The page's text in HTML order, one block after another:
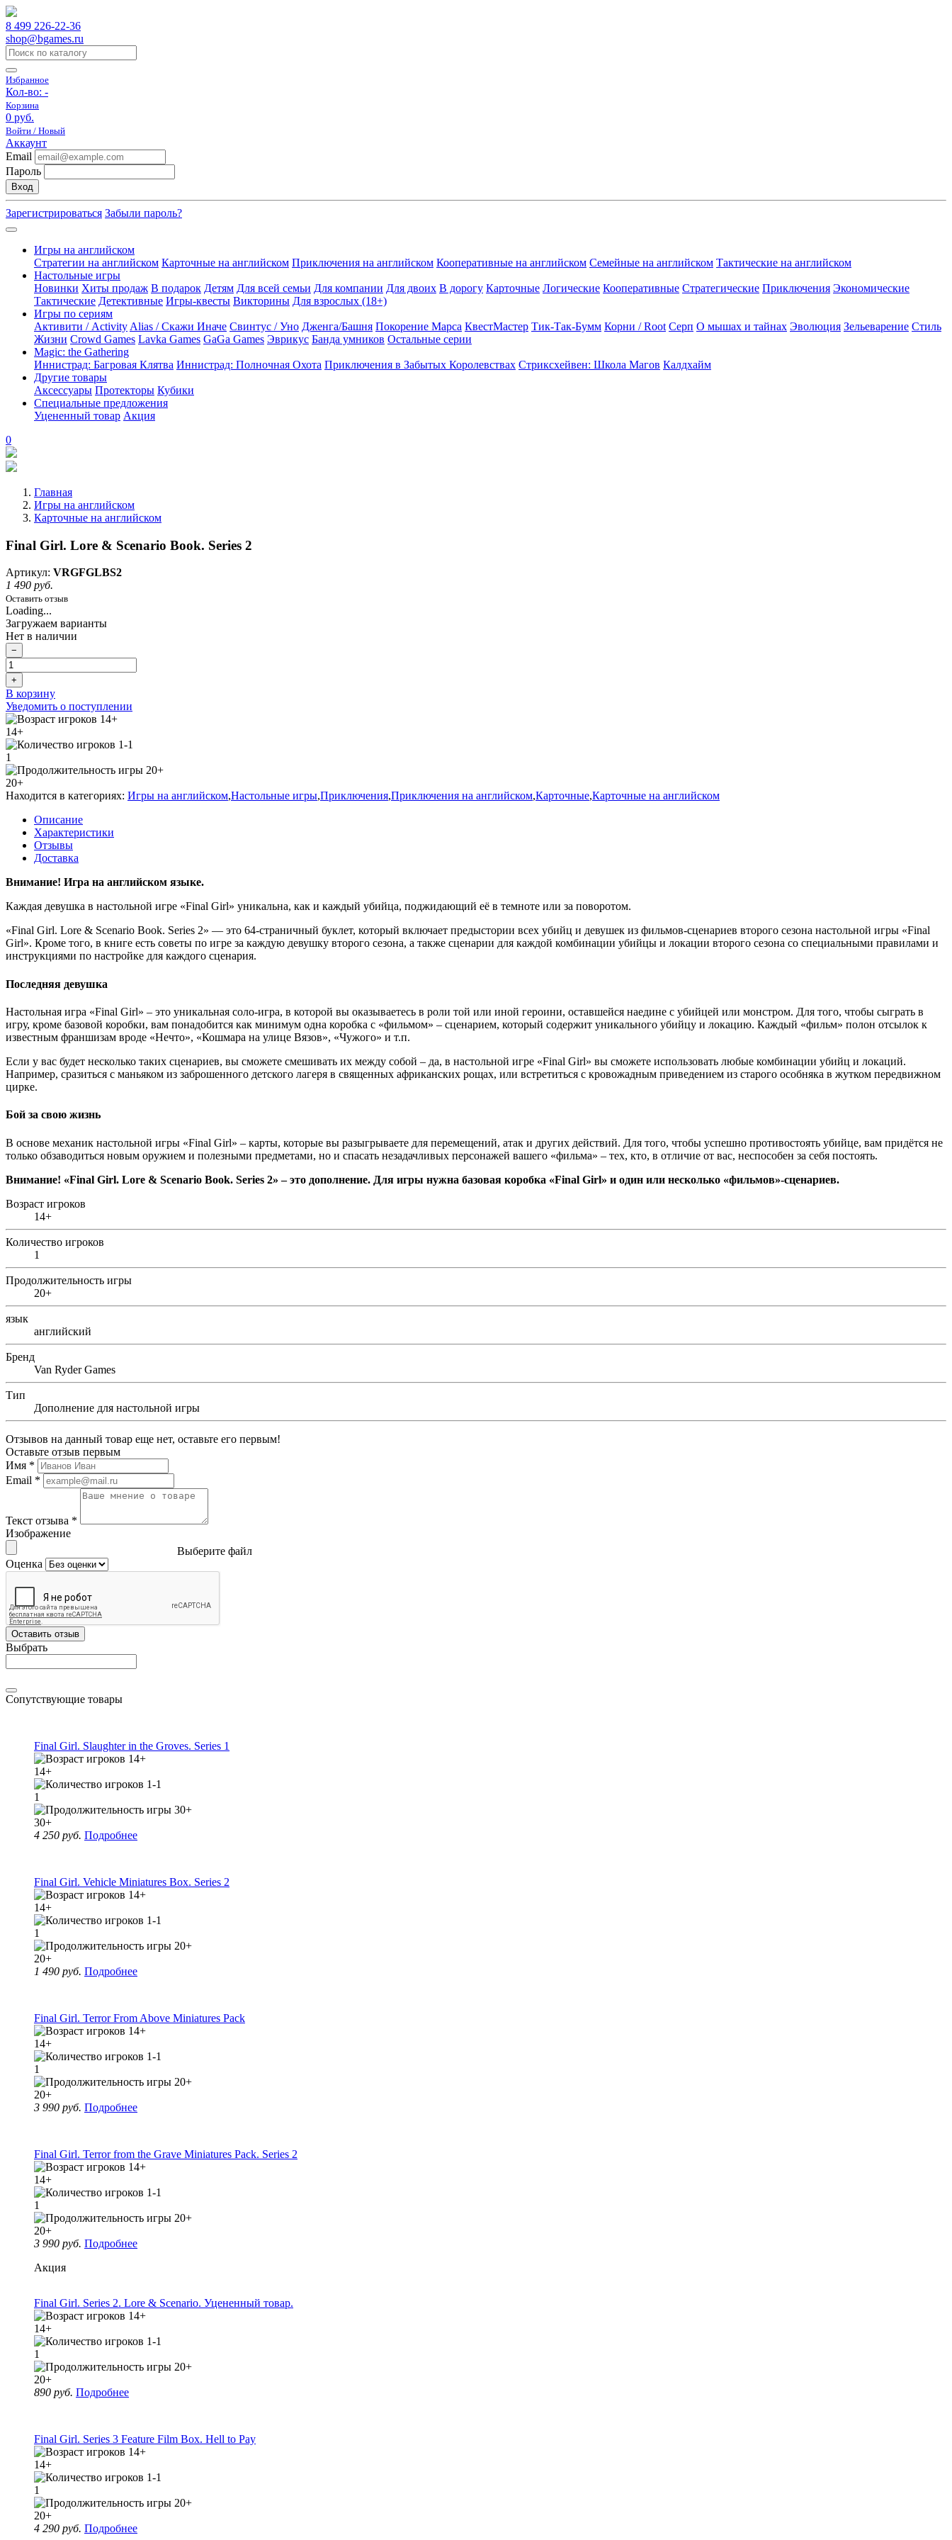
8 499 226-22-36
shop@bgames.ru
Избранное
Кол-во: -
Корзина
0 руб.
Войти / Новый
Аккаунт
Email
Пароль
Вход
Зарегистрироваться Забыли пароль?
Игры на английском
Стратегии на английском Карточные на английском Приключения на английском Кооперативные на английском Семейные на английском Тактические на английском
Настольные игры
Новинки Хиты продаж В подарок Детям Для всей семьи Для компании Для двоих В дорогу Карточные Логические Кооперативные Стратегические Приключения Экономические
Тактические Детективные Игры-квесты Викторины Для взрослых (18+)
Игры по сериям
Активити / Activity Alias / Скажи Иначе Свинтус / Уно Дженга/Башня Покорение Марса КвестМастер Тик-Так-Бумм Корни / Root Серп О мышах и тайнах Эволюция Зельеварение Стиль
Жизни Crowd Games Lavka Games GaGa Games Эврикус Банда умников Остальные серии
Magic: the Gathering
Иннистрад: Багровая Клятва Иннистрад: Полночная Охота Приключения в Забытых Королевствах Стриксхейвен: Школа Магов Калдхайм
Другие товары
Аксессуары Протекторы Кубики
Специальные предложения
Уцененный товар Акция
0
Главная
Игры на английском
Карточные на английском
Final Girl. Lore & Scenario Book. Series 2
Артикул: VRGFGLBS2
1 490 руб.
Оставить отзыв
Loading...
Загружаем варианты
Нет в наличии
−
+
В корзину
Уведомить о поступлении
14+
1
20+
Находится в категориях: Игры на английском,Настольные игры,Приключения,Приключения на английском,Карточные,Карточные на английском
Описание
Характеристики
Отзывы
Доставка
Внимание! Игра на английском языке.
Каждая девушка в настольной игре «Final Girl» уникальна, как и каждый убийца, поджидающий её в темноте или за поворотом.
«Final Girl. Lore & Scenario Book. Series 2» — это 64-страничный буклет, который включает предыстории всех убийц и девушек из фильмов-сценариев второго сезона настольной игры «Final
Girl». Кроме того, в книге есть советы по игре за каждую девушку второго сезона, а также сценарии для каждой комбинации убийцы и локации второго сезона со специальными правилами и
инструкциями по настройке для каждого сценария.
Последняя девушка
Настольная игра «Final Girl» – это уникальная соло-игра, в которой вы оказываетесь в роли той или иной героини, оставшейся наедине с убийцей или монстром. Для того, чтобы сыграть в
игру, кроме базовой коробки, вам понадобится как минимум одна коробка с «фильмом» – сценарием, который содержит уникального убийцу и локацию. Каждый «фильм» полон отсылок к
известным франшизам вроде «Нечто», «Кошмара на улице Вязов», «Чужого» и т.п.
Если у вас будет несколько таких сценариев, вы сможете смешивать их между собой – да, в настольной игре «Final Girl» вы сможете использовать любые комбинации убийц и локаций.
Например, сразиться с маньяком из заброшенного детского лагеря в священных африканских рощах, или встретиться с кровожадным приведением из старого особняка в жутком передвижном
цирке.
Бой за свою жизнь
В основе механик настольной игры «Final Girl» – карты, которые вы разыгрываете для перемещений, атак и других действий. Для того, чтобы успешно противостоять убийце, вам придётся не
только обзаводиться новым оружием и полезными предметами, но и спасать незадачливых персонажей вашего «фильма» – тех, кто, в отличие от вас, неспособен за себя постоять.
Внимание! «Final Girl. Lore & Scenario Book. Series 2» –это дополнение. Для игры нужна базовая коробка «Final Girl» и один или несколько «фильмов»-сценариев.
Возраст игроков
14+
Количество игроков
1
Продолжительность игры
20+
язык
английский
Бренд
Van Ryder Games
Тип
Дополнение для настольной игры
Отзывов на данный товар еще нет, оставьте его первым!
Оставьте отзыв первым
Имя *
Email *
Текст отзыва *
Изображение
Выберите файл
Оценка
Оставить отзыв
Выбрать
Сопутствующие товары
Final Girl. Slaughter in the Groves. Series 1
14+
1
30+
4 250 руб. Подробнее
Final Girl. Vehicle Miniatures Box. Series 2
14+
1
20+
1 490 руб. Подробнее
Final Girl. Terror From Above Miniatures Pack
14+
1
20+
3 990 руб. Подробнее
Final Girl. Terror from the Grave Miniatures Pack. Series 2
14+
1
20+
3 990 руб. Подробнее
Акция
Final Girl. Series 2. Lore & Scenario. Уцененный товар.
14+
1
20+
890 руб. Подробнее
Final Girl. Series 3 Feature Film Box. Hell to Pay
14+
1
20+
4 290 руб. Подробнее